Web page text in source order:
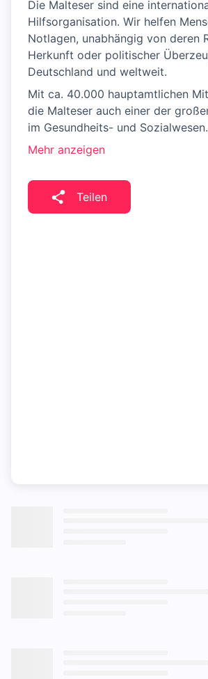
Die Malteser sind eine
Hilfsorganisation. Wir helfen
Notlagen, unabhängig von deren
Herkunft oder politischer
Deutschland und weltweit.
Mit ca. 40.000 hauptamtlichen
die Malteser auch einer der
im Gesundheits- und Sozialwesen.
Mehr anzeigen
Teilen